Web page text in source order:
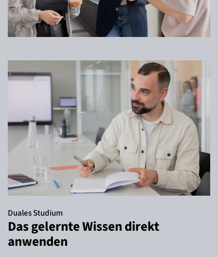
Duales Studium
Das gelernte Wissen direkt
anwenden